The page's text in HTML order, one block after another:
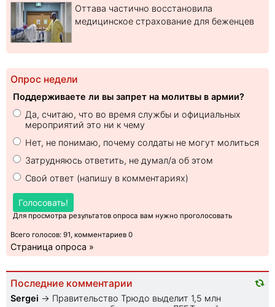
Оттава частично восстановила
медицинское страхование для беженцев
Опрос недели
Поддерживаете ли вы запрет на молитвы в армии?
Да, считаю, что во время службы и официальных
мероприятий это ни к чему
Нет, не понимаю, почему солдаты не могут молиться
Затрудняюсь ответить, не думал/а об этом
Свой ответ (напишу в комментариях)
Голосовать!
Для просмотра результатов опроса вам нужно проголосовать
Всего голосов: 91, комментариев 0
Страница опроса »
Последние комментарии
Sеrgei → Правительство Трюдо выделит 1,5 млн